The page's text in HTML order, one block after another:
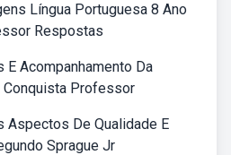
Língua Portuguesa 8 Ano
Respostas
E Acompanhamento Da
Conquista Professor
Aspectos De Qualidade E
Sprague Jr